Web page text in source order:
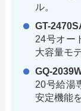
ル。
GT-
24号オー
大容量モ
GQ-
20号給湯
安定機能